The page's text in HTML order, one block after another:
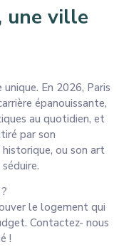
une ville
En 2026, Paris
épanouissante,
au quotidien, et
par son
ou son art
le logement qui
Contactez- nous
!